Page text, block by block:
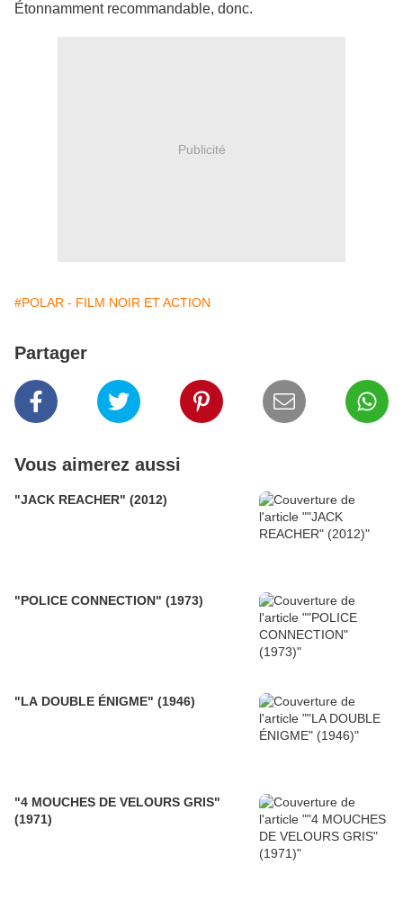
Étonnamment recommandable, donc.
Publicité
#POLAR - FILM NOIR ET ACTION
Partager
Vous aimerez aussi
"JACK REACHER" (2012)
"POLICE CONNECTION" (1973)
"LA DOUBLE ÉNIGME" (1946)
"4 MOUCHES DE VELOURS GRIS"
(1971)